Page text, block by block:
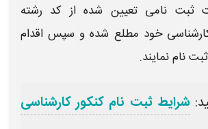
ثبت نامی تعیین شده از کد رشته
خود مطلع شده و سپس اقدام
ثبت نامنمایند.
شرایط ثبت نام کنکور کارشناسی